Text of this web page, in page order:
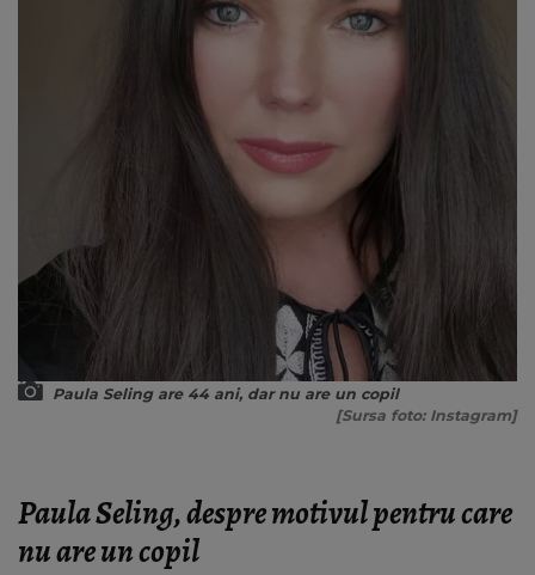
Paula Seling are 44 ani, dar nu are un copil
[Sursa foto: Instagram]
Paula Seling, despre motivul pentru care
nu are un copil